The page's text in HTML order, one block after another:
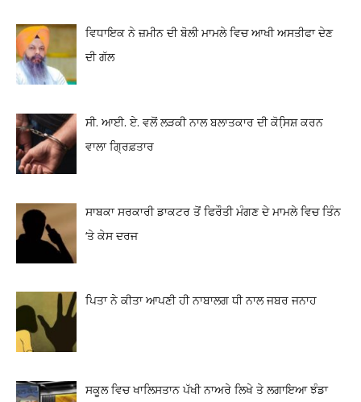
ਵਿਧਾਇਕ ਨੇ ਜ਼ਮੀਨ ਦੀ ਬੋਲੀ ਮਾਮਲੇ ਵਿਚ ਆਖੀ ਅਸਤੀਫਾ ਦੇਣ
ਦੀ ਗੱਲ
ਸੀ. ਆਈ. ਏ. ਵਲੋਂ ਲੜਕੀ ਨਾਲ ਬਲਾਤਕਾਰ ਦੀ ਕੋਸਿ਼ਸ਼ ਕਰਨ
ਵਾਲਾ ਗ੍ਰਿਫ਼ਤਾਰ
ਸਾਬਕਾ ਸਰਕਾਰੀ ਡਾਕਟਰ ਤੋਂ ਫਿਰੌਤੀ ਮੰਗਣ ਦੇ ਮਾਮਲੇ ਵਿਚ ਤਿੰਨ
‘ਤੇ ਕੇਸ ਦਰਜ
ਪਿਤਾ ਨੇ ਕੀਤਾ ਆਪਣੀ ਹੀ ਨਾਬਾਲਗ ਧੀ ਨਾਲ ਜਬਰ ਜਨਾਹ
ਸਕੂਲ ਵਿਚ ਖਾਲਿਸਤਾਨ ਪੱਖੀ ਨਾਅਰੇ ਲਿਖੇ ਤੇ ਲਗਾਇਆ ਝੰਡਾ